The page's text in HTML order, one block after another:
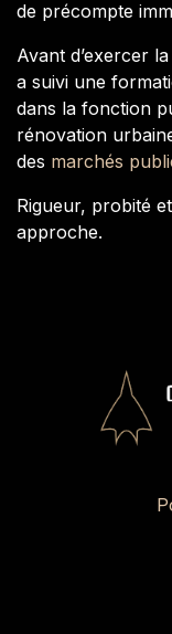
de précompte
Avant d’exercer
a suivi une
dans la fonction
rénovation
des marchés
Rigueur, probité
approche.